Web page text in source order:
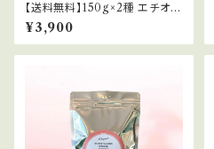
【送料無料】150g×2種 エチオピ
ア テイスティングセット プロセ
ス違い ウォッシュト ナチュラル
浅煎り
¥3,900